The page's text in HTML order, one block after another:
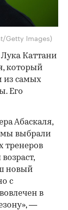
Getty Images)
Каттани
который
из самых
Его
Абаскаля,
мы выбрали
тренеров
новый
с
в
—